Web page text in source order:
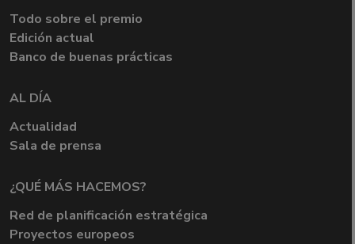
Todo sobre el premio
Edición actual
Banco de buenas prácticas
AL DÍA
Actualidad
Sala de prensa
¿QUÉ MÁS HACEMOS?
Red de planificación estratégica
Proyectos europeos